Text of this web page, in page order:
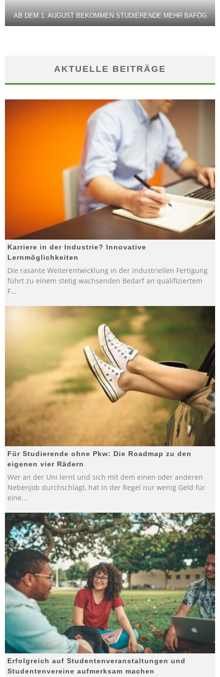
AB DEM 1. AUGUST BEKOMMEN STUDIERENDE MEHR BAFÖG
AKTUELLE BEITRÄGE
Karriere in der Industrie? Innovative
Lernmöglichkeiten
Die rasante Weiterentwicklung in der industriellen Fertigung
führt zu einem stetig wachsenden Bedarf an qualifiziertem
F...
Für Studierende ohne Pkw: Die Roadmap zu den
eigenen vier Rädern
Wer an der Uni lernt und sich mit dem einen oder anderen
Nebenjob durchschlägt, hat in der Regel nur wenig Geld für
eine...
Erfolgreich auf Studentenveranstaltungen und
Studentenvereine aufmerksam machen